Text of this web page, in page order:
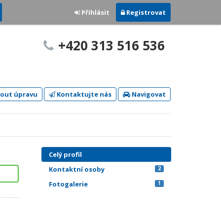
Přihlásit Registrovat
+420 313 516 536
úpravu Kontaktujte nás Navigovat
Celý profil
Kontaktní osoby
2
Fotogalerie 1